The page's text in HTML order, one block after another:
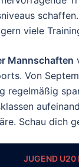
viele
Mannschaften
Von
regelmäßig
Schau dich
JUGEND U20